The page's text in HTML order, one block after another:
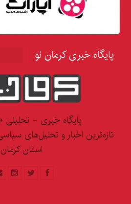
پایگاه خبری کرمان نو
پایگاه خبری - تحلیلی
تازه‌ترین اخبار و تحلیل‌های
استان کرمان